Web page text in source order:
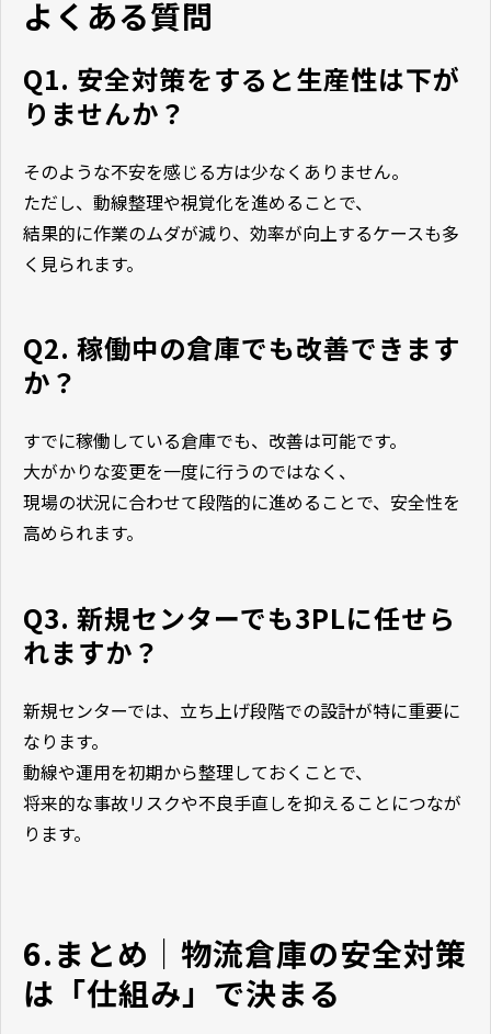
よくある質問
Q1. 安全対策をすると生産性は下が
りませんか？
そのような不安を感じる方は少なくありません。
ただし、動線整理や視覚化を進めることで、
結果的に作業のムダが減り、効率が向上するケースも多
く見られます。
Q2. 稼働中の倉庫でも改善できます
か？
すでに稼働している倉庫でも、改善は可能です。
大がかりな変更を一度に行うのではなく、
現場の状況に合わせて段階的に進めることで、安全性を
高められます。
Q3. 新規センターでも3PLに任せら
れますか？
新規センターでは、立ち上げ段階での設計が特に重要に
なります。
動線や運用を初期から整理しておくことで、
将来的な事故リスクや不良手直しを抑えることにつなが
ります。
6.まとめ｜物流倉庫の安全対策
は「仕組み」で決まる